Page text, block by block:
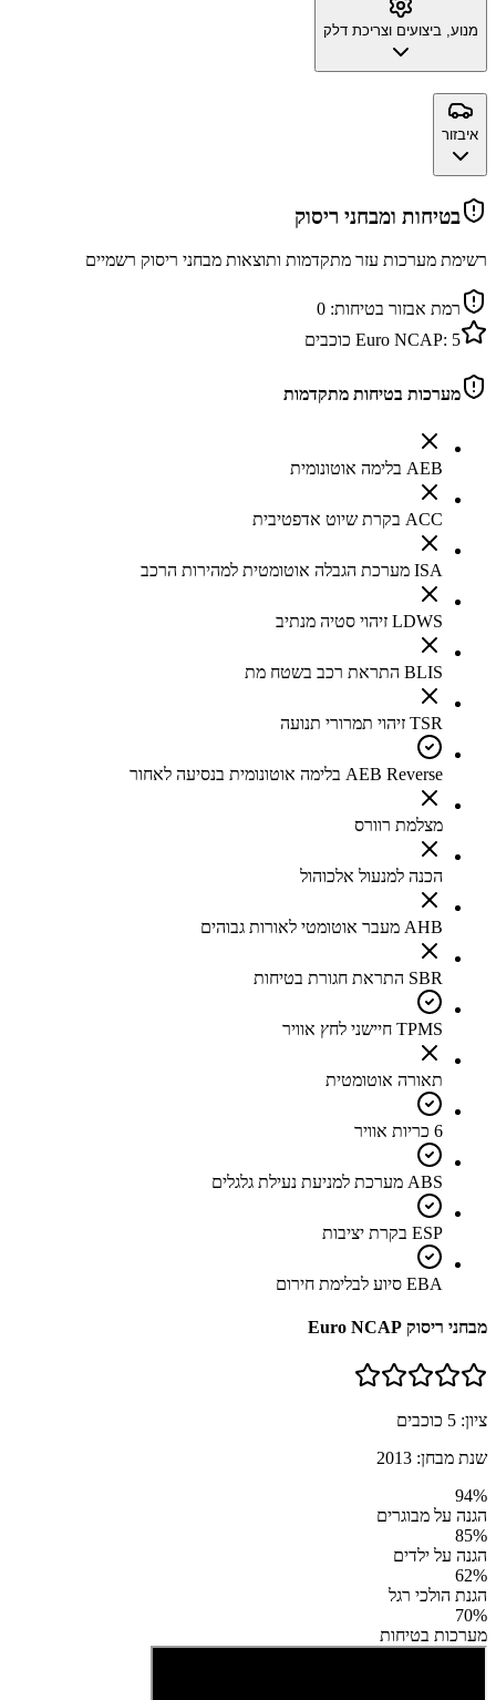
מנוע, ביצועים וצריכת דלק
איבזור
בטיחות ומבחני ריסוק
רשימת מערכות עזר מתקדמות ותוצאות מבחני ריסוק רשמיים
רמת אבזור בטיחות: 0
Euro NCAP: 5 כוכבים
מערכות בטיחות מתקדמות
AEB בלימה אוטונומית
ACC בקרת שיוט אדפטיבית
ISA מערכת הגבלה אוטומטית למהירות הרכב
LDWS זיהוי סטיה מנתיב
BLIS התראת רכב בשטח מת
TSR זיהוי תמרורי תנועה
AEB Reverse בלימה אוטונומית בנסיעה לאחור
מצלמת רוורס
הכנה למנעול אלכוהול
AHB מעבר אוטומטי לאורות גבוהים
SBR התראת חגורת בטיחות
TPMS חיישני לחץ אוויר
תאורה אוטומטית
6 כריות אוויר
ABS מערכת למניעת נעילת גלגלים
ESP בקרת יציבות
EBA סיוע לבלימת חירום
מבחני ריסוק Euro NCAP
ציון: 5 כוכבים
שנת מבחן: 2013
94%
הגנה על מבוגרים
85%
הגנה על ילדים
62%
הגנת הולכי רגל
70%
מערכות בטיחות